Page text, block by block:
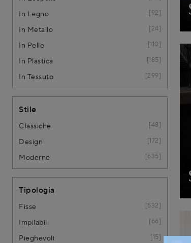
In Legno 92
In Metallo 24
In Pelle 110
In Plastica 185
In Tessuto 299
Stile
Classiche 48
Design 172
Moderne 635
Tipologia
Fisse 532
Impilabili 66
Pieghevoli 15